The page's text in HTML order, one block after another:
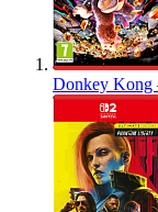
Donkey Kong